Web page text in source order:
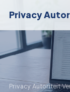
Privacy
Privacy Autoriteit›